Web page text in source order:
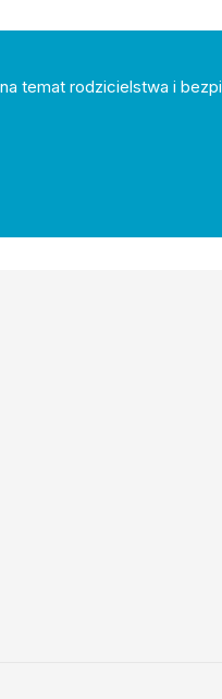
temat rodzicielstwa i